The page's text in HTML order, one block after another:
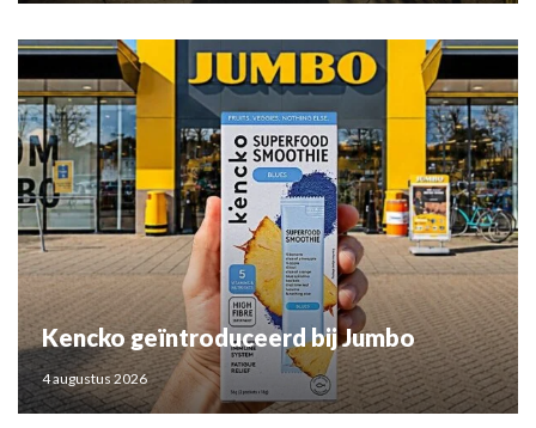
Kencko geïntroduceerd bij Jumbo
4 augustus 2026